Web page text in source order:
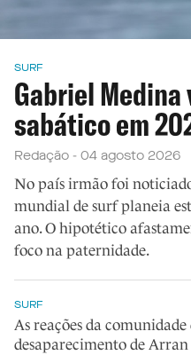
SURF
Gabriel
sabático em
Redação - 04 agosto 2026
No país irmão foi
mundial de surf planeia
ano. O hipotético
foco na paternidade.
SURF
As reações da
desaparecimento de